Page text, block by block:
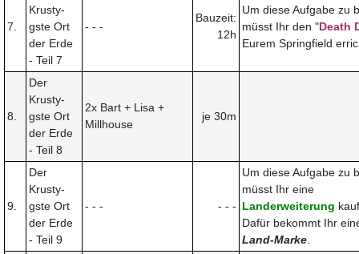
7.
Krusty-
gste Ort
der Erde
- Teil 7
- - -
Bauzeit:
12h
Um diese Aufgabe zu
müsst Ihr den "Death
Eurem Springfield
8.
Der
Krusty-
gste Ort
der Erde
- Teil 8
2x Bart + Lisa +
Millhouse
je 30m
9.
Der
Krusty-
gste Ort
der Erde
- Teil 9
- - - - - -
Um diese Aufgabe zu
müsst Ihr eine
Landerweiterung
Dafür bekommt Ihr
Land-Marke